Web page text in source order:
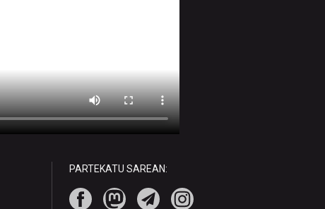
PARTEKATU SAREAN: